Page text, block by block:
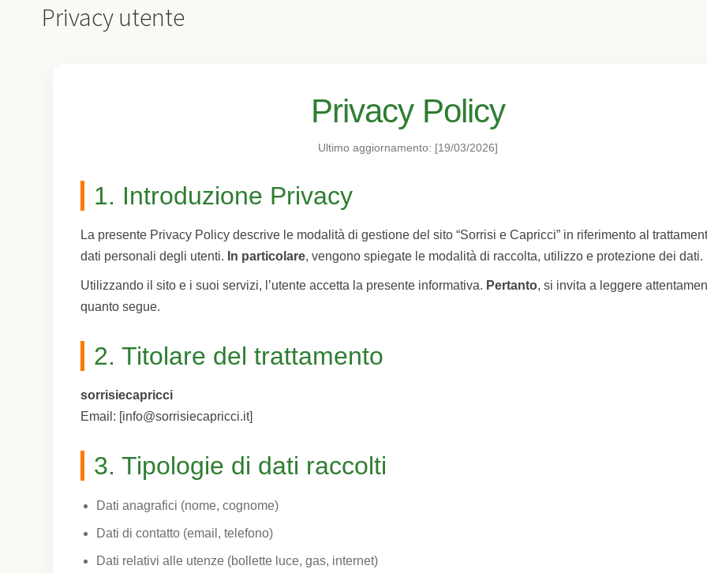
Privacy utente
Privacy Policy
Ultimo aggiornamento: [19/03/2026]
1. Introduzione Privacy
La presente Privacy Policy descrive le modalità di gestione del sito “Sorrisi e Capricci” in riferimento al
dati personali degli utenti. In particolare, vengono spiegate le modalità di raccolta, utilizzo e protezione dei dati.
Utilizzando il sito e i suoi servizi, l’utente accetta la presente informativa. Pertanto, si invita a leggere
quanto segue.
2. Titolare del trattamento
sorrisiecapricci
Email: [info@sorrisiecapricci.it]
3. Tipologie di dati raccolti
Dati anagrafici (nome, cognome)
Dati di contatto (email, telefono)
Dati relativi alle utenze (bollette luce, gas, internet)